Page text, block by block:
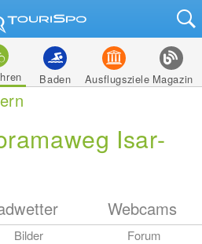
Baden Ausflugsziele Magazin
Isar-
Webcams
Bilder Forum